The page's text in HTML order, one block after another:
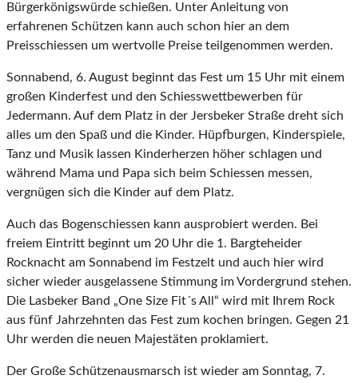
Bürgerkönigswürde schießen. Unter Anleitung von
erfahrenen Schützen kann auch schon hier an dem
Preisschiessen um wertvolle Preise teilgenommen werden.
Sonnabend, 6. August beginnt das Fest um 15 Uhr mit einem
großen Kinderfest und den Schiesswettbewerben für
Jedermann. Auf dem Platz in der Jersbeker Straße dreht sich
alles um den Spaß und die Kinder. Hüpfburgen, Kinderspiele,
Tanz und Musik lassen Kinderherzen höher schlagen und
während Mama und Papa sich beim Schiessen messen,
vergnügen sich die Kinder auf dem Platz.
Auch das Bogenschiessen kann ausprobiert werden. Bei
freiem Eintritt beginnt um 20 Uhr die 1. Bargteheider
Rocknacht am Sonnabend im Festzelt und auch hier wird
sicher wieder ausgelassene Stimmung im Vordergrund stehen.
Die Lasbeker Band „One Size Fit´s All“ wird mit Ihrem Rock
aus fünf Jahrzehnten das Fest zum kochen bringen. Gegen 21
Uhr werden die neuen Majestäten proklamiert.
Der Große Schützenausmarsch ist wieder am Sonntag, 7.